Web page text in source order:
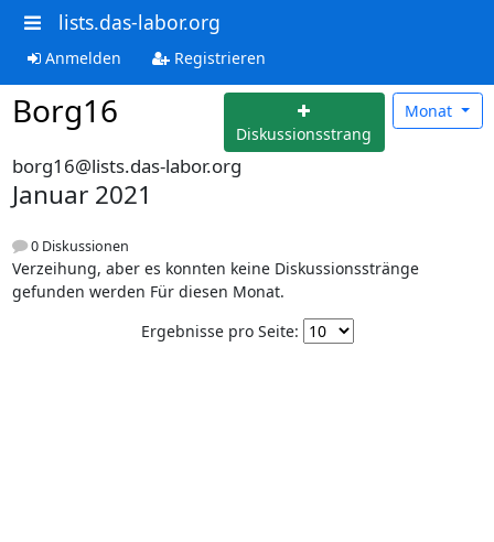
lists.das-labor.org
Anmelden Registrieren
Borg16
Diskussionsstrang
Monat
borg16@lists.das-labor.org
Januar 2021
0 Diskussionen
Verzeihung, aber es konnten keine Diskussionsstränge
gefunden werden Für diesen Monat.
Ergebnisse pro Seite: